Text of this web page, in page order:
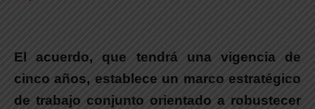
El acuerdo, que tendrá una vigencia de
cinco años, establece un marco estratégico
de trabajo conjunto orientado a robustecer